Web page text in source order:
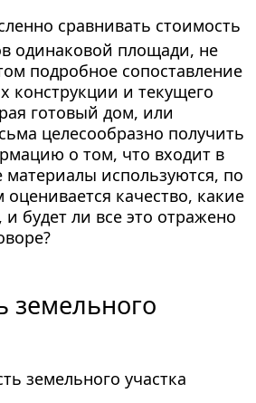
сравнивать стоимость
одинаковой площади, не
подробное сопоставление
конструкции и текущего
целесообразно получить
том, что входит в
материалы используются, по
качество, какие
будет ли все это отражено
земельного